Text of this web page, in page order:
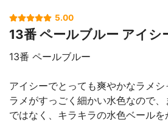
5.00
13番 ペールブルー アイシ
13番 ペールブルー
アイシーでとっても爽やかなラメシ
ラメがすっごく細かい水色なので
ではなく、キラキラの水色ベールを